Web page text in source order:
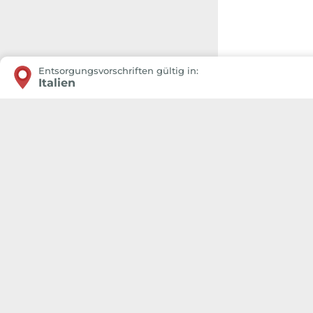
Entsorgungsvorschriften gültig in:
Italien